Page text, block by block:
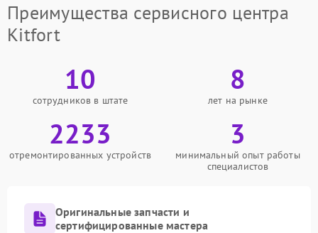
Преимущества сервисного центра
Kitfort
10
сотрудников в штате
8
лет на рынке
2233
отремонтированных устройств
3
минимальный опыт работы
специалистов
Оригинальные запчасти и
сертифицированные мастера